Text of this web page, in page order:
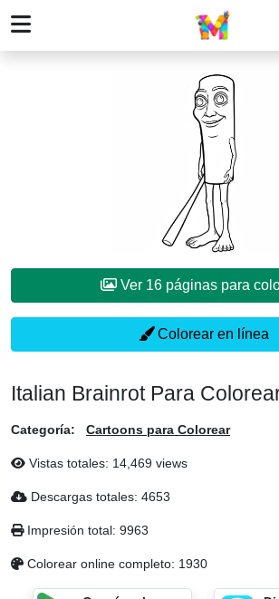
Ver 16 páginas para
Colorear en línea
Italian Brainrot Para
Categoría: Cartoons para Colorear
Vistas totales: 14,469 views
Descargas totales: 4653
Impresión total: 9963
Colorear online completo: 1930